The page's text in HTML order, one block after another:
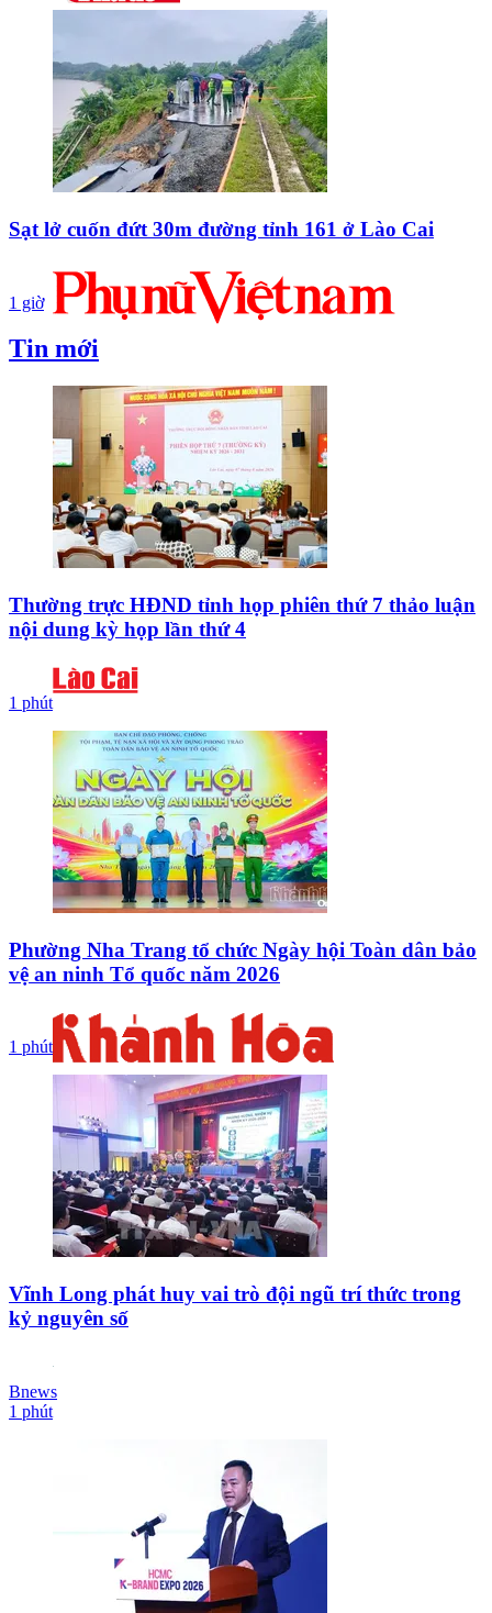
Sạt lở cuốn đứt 30m đường tỉnh 161 ở Lào Cai
1 giờ
Tin mới
Thường trực HĐND tỉnh họp phiên thứ 7 thảo luận
nội dung kỳ họp lần thứ 4
1 phút
Phường Nha Trang tổ chức Ngày hội Toàn dân bảo
vệ an ninh Tổ quốc năm 2026
1 phút
Vĩnh Long phát huy vai trò đội ngũ trí thức trong
kỷ nguyên số
Bnews
1 phút